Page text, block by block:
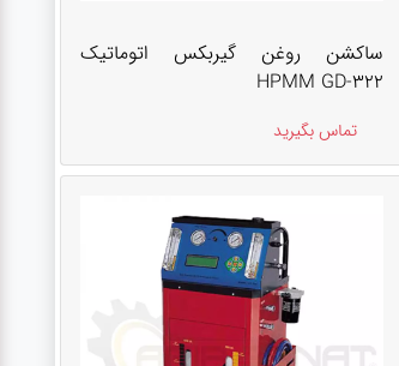
ساکشن روغن گیربکس اتوماتیک
HPMM GD-322
تماس بگیرید